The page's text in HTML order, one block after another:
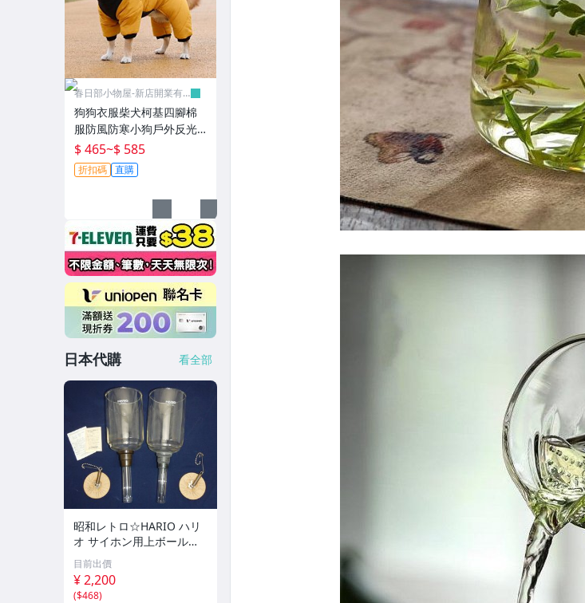
春日部小物屋-新店開業有
狗狗衣服柴犬柯基四腳棉
服防風防寒小狗戶外反光
保暖柯基四腳全包
$ 465~$ 585
折扣碼 直購
日本代購 看全部
昭和レトロ☆HARIO ハリ
オ サイホン用上ボール
『TCA -3』×2個 ☆ 【未使
用保管品】 喫茶店 珈琲サ
イフォン☆V0311989
目前出價
¥ 2,200
($468)